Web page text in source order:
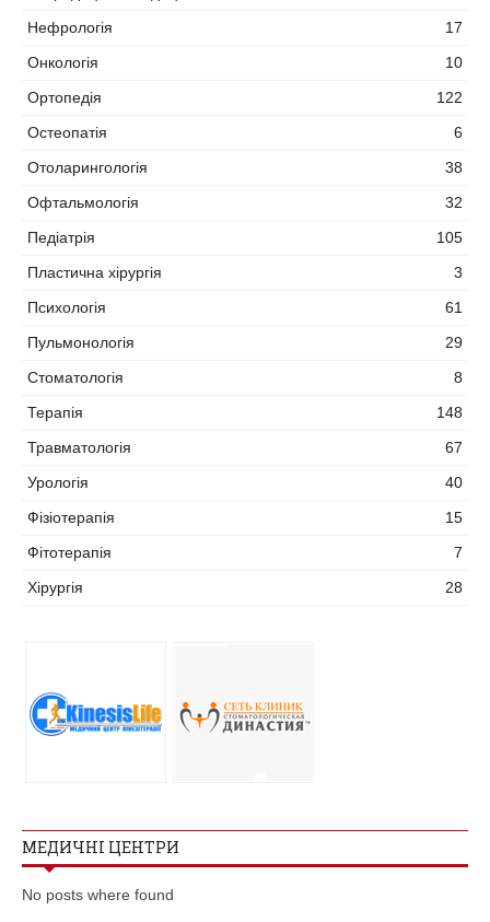
Нефрологія
17
Онкологія
10
Ортопедія
122
Остеопатія
6
Отоларингологія
38
Офтальмологія
32
Педіатрія
105
Пластична хірургія
3
Психологія
61
Пульмонологія
29
Стоматологія
8
Терапія
148
Травматологія
67
Урологія
40
Фізіотерапія
15
Фітотерапія
7
Хірургія
28
МЕДИЧНІ ЦЕНТРИ
No posts where found